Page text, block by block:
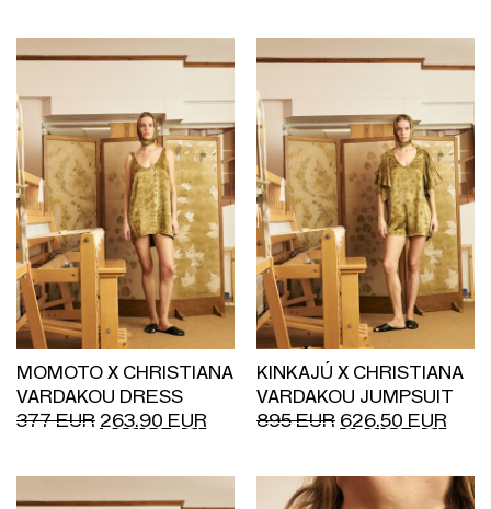
MOMOTO X CHRISTIANA
VARDAKOU DRESS
377EUR 263.90 EUR
KINKAJÚ X CHRISTIANA
VARDAKOU JUMPSUIT
895EUR 626.50 EUR